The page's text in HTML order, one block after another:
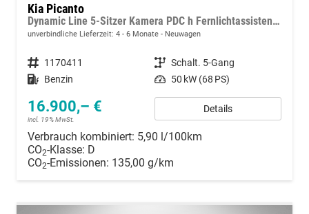
Kia Picanto
Dynamic Line 5-Sitzer Kamera PDC h Fernlichtassistent Tempomat
unverbindliche Lieferzeit: 4 - 6 Monate Neuwagen
Fahrzeugnummer 1170411 Getriebe Schalt. 5-Gang
Kraftstoff Benzin Leistung 50 kW (68 PS)
16.900,– €
incl. 19% MwSt.
Details
Verbrauch kombiniert: 5,90 l/100km
CO2-Klasse: D
CO2-Emissionen: 135,00 g/km